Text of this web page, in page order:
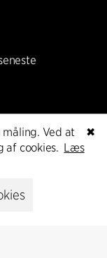
✖
Ved at
af cookies. Læs